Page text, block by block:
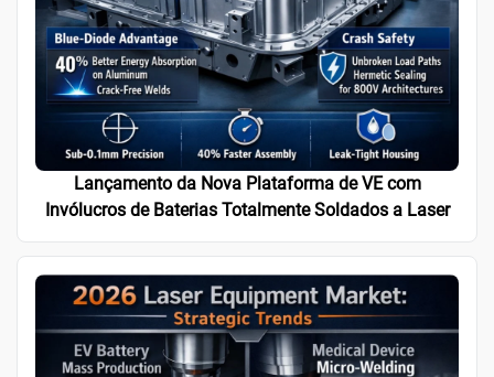
Lançamento da Nova Plataforma de VE com
Invólucros de Baterias Totalmente Soldados a Laser